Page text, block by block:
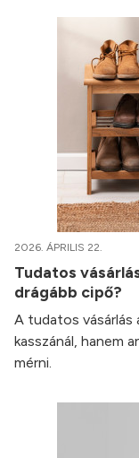
2026. ÁPRILIS 22.
Tudatos
drágább cipő?
A tudatos vásárlás
kasszánál, hanem
mérni.